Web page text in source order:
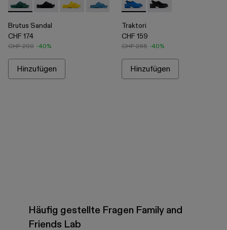
Brutus Sandal - A500001-001 - Green
Brutus Sandal - A500001-004
Brutus Sandal - A500001-003 - Yellow
Brutus Sandal - A500001-002
Brutus Sandal
CHF 174
CHF 290 -40%
Hinzufügen
Traktori - A500021-002 -
Traktori - A500021-
Traktori
CHF 159
CHF 265 -40%
Hinzufügen
Häufig gestellte Fragen Family and
Friends Lab